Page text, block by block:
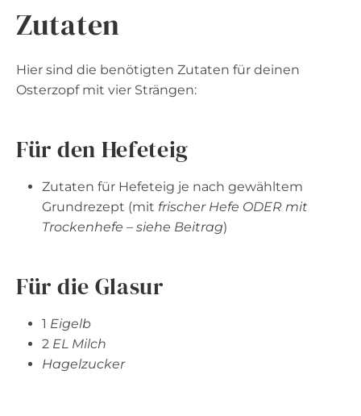
Zutaten
Hier sind die benötigten Zutaten für deinen
Osterzopf mit vier Strängen:
Für den Hefeteig
Zutaten für Hefeteig je nach gewähltem
Grundrezept (mit frischer Hefe ODER mit
Trockenhefe – siehe Beitrag)
Für die Glasur
1 Eigelb
2 EL Milch
Hagelzucker